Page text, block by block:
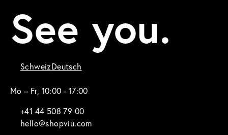
See you.
SchweizDeutsch
Mo – Fr, 10:00 - 17:00
+41 44 508 79 00
hello@shopviu.com